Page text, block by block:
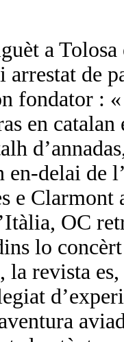
a
arrestat de
fondator :
en
en-delai de
e Clarmont
OC
lo
revista